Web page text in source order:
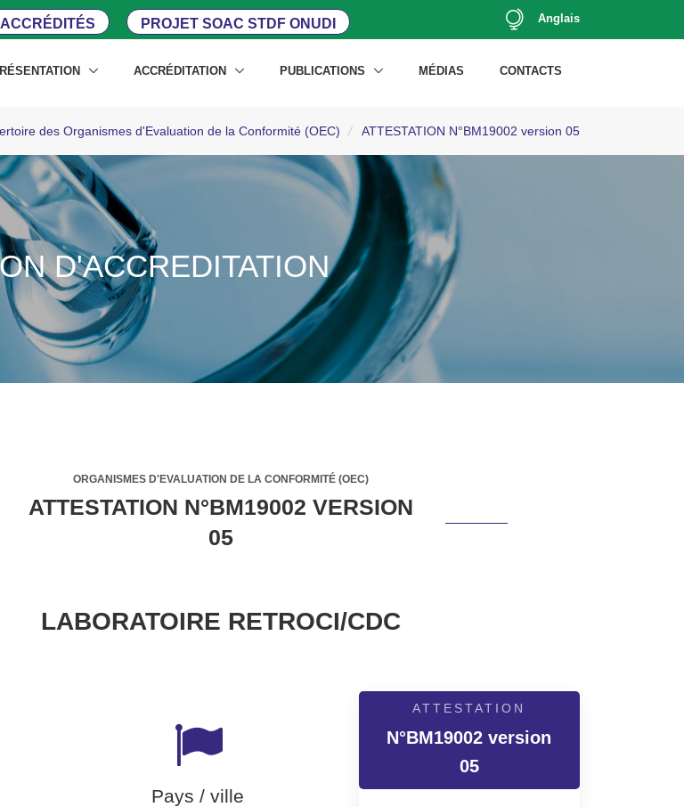
PROJET SOAC STDF ONUDI Anglais
ACCRÉDITATION PUBLICATIONS MÉDIAS CONTACTS
des Organismes d'Evaluation de la Conformité (OEC) / ATTESTATION N°BM19002 version 05
D'ACCREDITATION
ORGANISMES D'EVALUATION DE LA CONFORMITÉ (OEC)
ATTESTATION N°BM19002 VERSION
05
LABORATOIRE RETROCI/CDC
Pays / ville
ATTESTATION
N°BM19002 version
05